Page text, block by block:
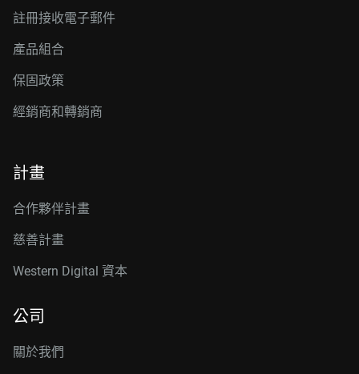
註冊接收電子郵件
產品組合
保固政策
經銷商和轉銷商
計畫
合作夥伴計畫
慈善計畫
Western Digital 資本
公司
關於我們